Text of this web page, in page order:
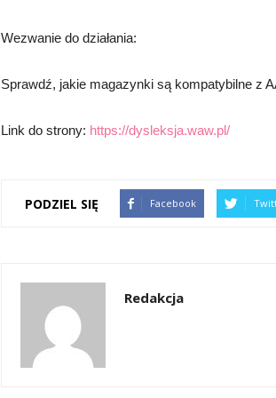
Wezwanie do działania:
Sprawdź, jakie magazynki są kompatybilne z
Link do strony: https://dysleksja.waw.pl/
PODZIEL SIĘ Facebook
Redakcja